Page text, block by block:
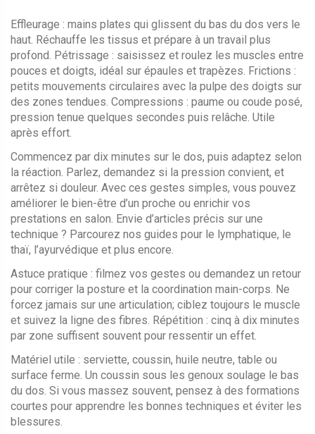
Effleurage : mains plates qui glissent du bas du dos vers le
haut. Réchauffe les tissus et prépare à un travail plus
profond. Pétrissage : saisissez et roulez les muscles entre
pouces et doigts, idéal sur épaules et trapèzes. Frictions :
petits mouvements circulaires avec la pulpe des doigts sur
des zones tendues. Compressions : paume ou coude posé,
pression tenue quelques secondes puis relâche. Utile
après effort.
Commencez par dix minutes sur le dos, puis adaptez selon
la réaction. Parlez, demandez si la pression convient, et
arrêtez si douleur. Avec ces gestes simples, vous pouvez
améliorer le bien-être d’un proche ou enrichir vos
prestations en salon. Envie d’articles précis sur une
technique ? Parcourez nos guides pour le lymphatique, le
thaï, l’ayurvédique et plus encore.
Astuce pratique : filmez vos gestes ou demandez un retour
pour corriger la posture et la coordination main-corps. Ne
forcez jamais sur une articulation; ciblez toujours le muscle
et suivez la ligne des fibres. Répétition : cinq à dix minutes
par zone suffisent souvent pour ressentir un effet.
Matériel utile : serviette, coussin, huile neutre, table ou
surface ferme. Un coussin sous les genoux soulage le bas
du dos. Si vous massez souvent, pensez à des formations
courtes pour apprendre les bonnes techniques et éviter les
blessures.